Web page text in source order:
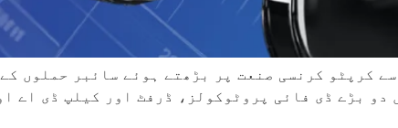
کرپٹو کرنسی صنعت پر بڑھتے ہوئے سائبر حملوں
بڑے ڈی فائی پروٹوکولز، ڈرفٹ اور کیلپ ڈی اے